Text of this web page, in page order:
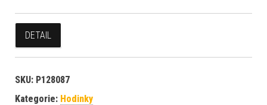
DETAIL
SKU: P128087
Kategorie: Hodinky